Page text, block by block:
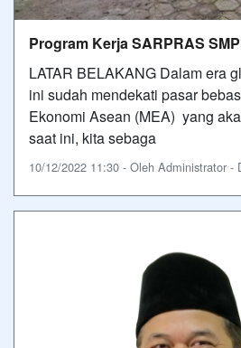
Program Kerja SARPRAS
LATAR BELAKANG Dalam era
ini sudah mendekati pasar
Ekonomi Asean (MEA) yang
saat ini, kita sebaga
10/12/2022 11:30 - Oleh Administrator -